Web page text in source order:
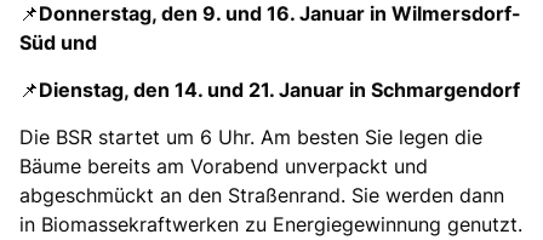
📌Donnerstag, den 9. und 16. Januar in Wilmersdorf-
Süd und
📌Dienstag, den 14. und 21. Januar in Schmargendorf
Die BSR startet um 6 Uhr. Am besten Sie legen die
Bäume bereits am Vorabend unverpackt und
abgeschmückt an den Straßenrand. Sie werden dann
in Biomassekraftwerken zu Energiegewinnung genutzt.